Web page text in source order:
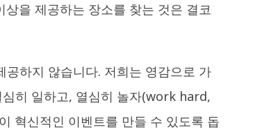
을 제공하는 장소를 찾는 것은 결코
공하지 않습니다. 저희는 영감으로 가
심히 일하고, 열심히 놀자(work hard,
혁신적인 이벤트를 만들 수 있도록 돕